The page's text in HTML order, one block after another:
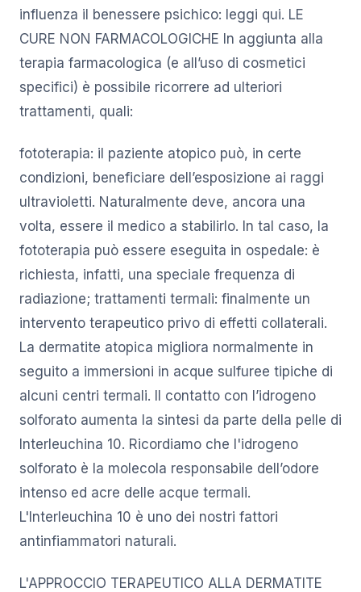
influenza il benessere psichico: leggi qui. LE
CURE NON FARMACOLOGICHE In aggiunta alla
terapia farmacologica (e all’uso di cosmetici
specifici) è possibile ricorrere ad ulteriori
trattamenti, quali:
fototerapia: il paziente atopico può, in certe
condizioni, beneficiare dell’esposizione ai raggi
ultravioletti. Naturalmente deve, ancora una
volta, essere il medico a stabilirlo. In tal caso, la
fototerapia può essere eseguita in ospedale: è
richiesta, infatti, una speciale frequenza di
radiazione; trattamenti termali: finalmente un
intervento terapeutico privo di effetti collaterali.
La dermatite atopica migliora normalmente in
seguito a immersioni in acque sulfuree tipiche di
alcuni centri termali. Il contatto con l’idrogeno
solforato aumenta la sintesi da parte della pelle di
Interleuchina 10. Ricordiamo che l'idrogeno
solforato è la molecola responsabile dell’odore
intenso ed acre delle acque termali.
L'Interleuchina 10 è uno dei nostri fattori
antinfiammatori naturali.
L'APPROCCIO TERAPEUTICO ALLA DERMATITE